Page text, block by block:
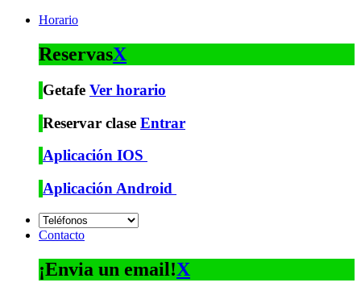
Horario
ReservasX
Getafe Ver horario
Reservar clase Entrar
Aplicación IOS
Aplicación Android
Contacto
¡Envia un email!X